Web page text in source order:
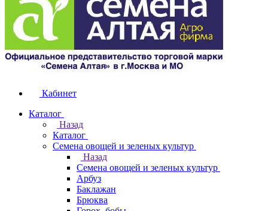
Кабинет
Каталог
Назад
Каталог
Семена овощей и зеленых культур
Назад
Семена овощей и зеленых культур
Арбуз
Баклажан
Брюква